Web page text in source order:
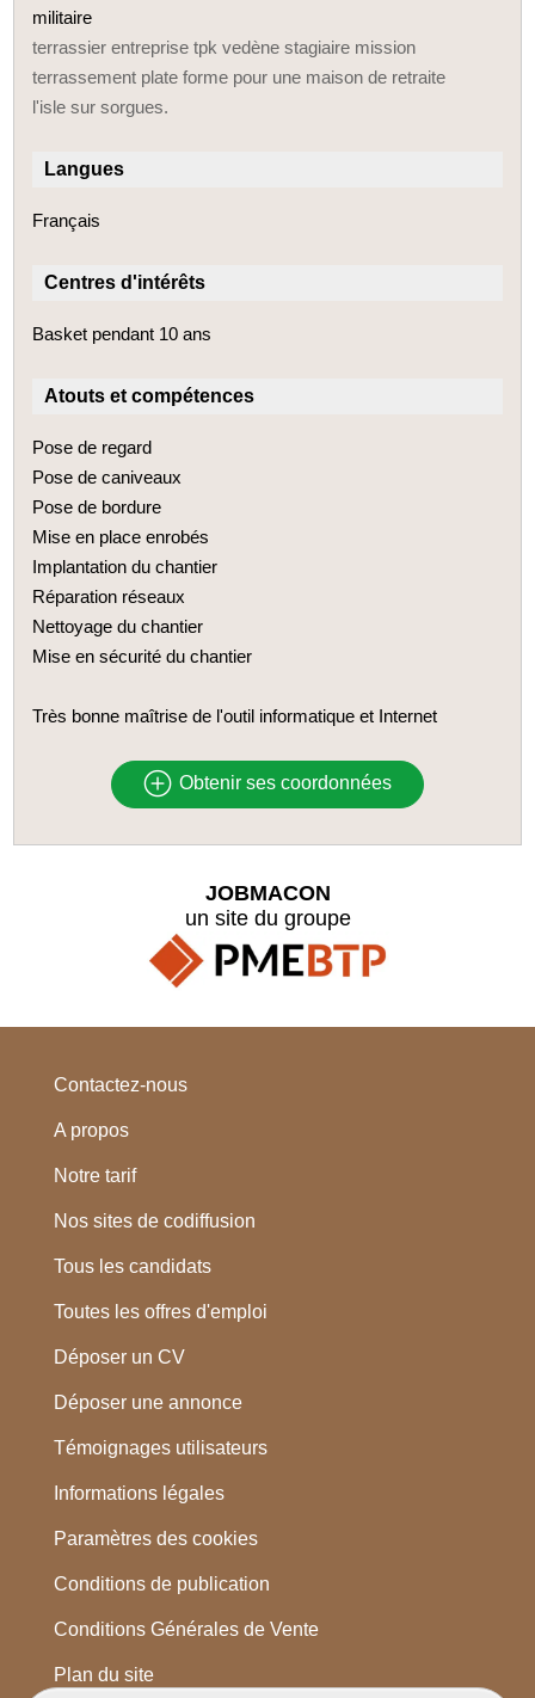
militaire
terrassier entreprise tpk vedène stagiaire mission
terrassement plate forme pour une maison de retraite
l'isle sur sorgues.
Langues
Français
Centres d'intérêts
Basket pendant 10 ans
Atouts et compétences
Pose de regard
Pose de caniveaux
Pose de bordure
Mise en place enrobés
Implantation du chantier
Réparation réseaux
Nettoyage du chantier
Mise en sécurité du chantier
Très bonne maîtrise de l'outil informatique et Internet
Obtenir ses coordonnées
JOBMACON
un site du groupe
Contactez-nous
A propos
Notre tarif
Nos sites de codiffusion
Tous les candidats
Toutes les offres d'emploi
Déposer un CV
Déposer une annonce
Témoignages utilisateurs
Informations légales
Paramètres des cookies
Conditions de publication
Conditions Générales de Vente
Plan du site